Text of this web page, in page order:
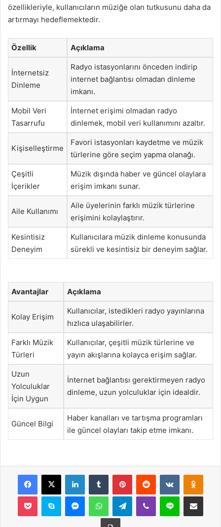
özellikleriyle, kullanıcıların müziğe olan tutkusunu daha da
artırmayı hedeflemektedir.
Özellik Açıklama
İnternetsiz
Dinleme
Radyo istasyonlarını önceden indirip
internet bağlantısı olmadan dinleme
imkanı.
Mobil Veri
Tasarrufu
İnternet erişimi olmadan radyo
dinlemek, mobil veri kullanımını azaltır.
Kişiselleştirme
Favori istasyonları kaydetme ve müzik
türlerine göre seçim yapma olanağı.
Çeşitli
İçerikler
Müzik dışında haber ve güncel olaylara
erişim imkanı sunar.
Aile Kullanımı
Aile üyelerinin farklı müzik türlerine
erişimini kolaylaştırır.
Kesintisiz
Deneyim
Kullanıcılara müzik dinleme konusunda
sürekli ve kesintisiz bir deneyim sağlar.
Avantajlar Açıklama
Kolay Erişim
Kullanıcılar, istedikleri radyo yayınlarına
hızlıca ulaşabilirler.
Farklı Müzik
Türleri
Kullanıcılar, çeşitli müzik türlerine ve
yayın akışlarına kolayca erişim sağlar.
Uzun
Yolculuklar
İçin Uygun
İnternet bağlantısı gerektirmeyen radyo
dinleme, uzun yolculuklar için idealdir.
Güncel Bilgi
Haber kanalları ve tartışma programları
ile güncel olayları takip etme imkanı.
Facebook
X LinkedInTumblr PinterestReddit VKontakte
Pocket Skype MessengerWhatsAppTelegramViber Line E-Posta ile
Yazdır